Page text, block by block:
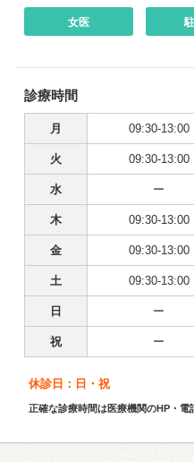
女医
診療時間
月 09:30-13:00
火 09:30-13:00
水 ー
木 09:30-13:00
金 09:30-13:00
土 09:30-13:00
日 ー
祝 ー
休診日：日・祝
正確な診療時間は医療機関のHP・電